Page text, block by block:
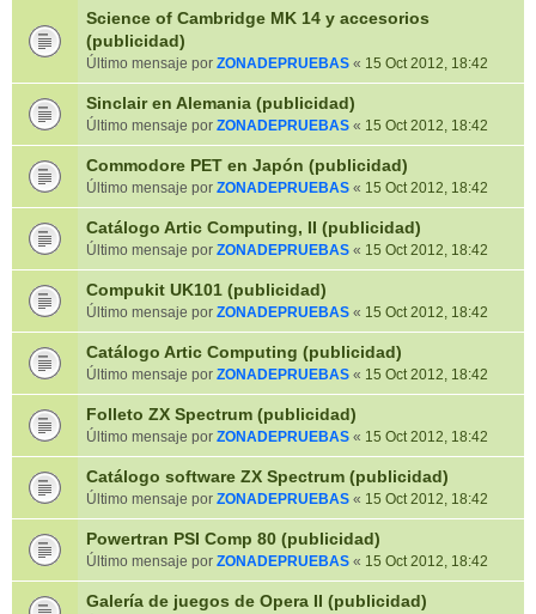
Science of Cambridge MK 14 y accesorios
(publicidad)
Último mensaje por ZONADEPRUEBAS « 15 Oct 2012, 18:42
Sinclair en Alemania (publicidad)
Último mensaje por ZONADEPRUEBAS « 15 Oct 2012, 18:42
Commodore PET en Japón (publicidad)
Último mensaje por ZONADEPRUEBAS « 15 Oct 2012, 18:42
Catálogo Artic Computing, II (publicidad)
Último mensaje por ZONADEPRUEBAS « 15 Oct 2012, 18:42
Compukit UK101 (publicidad)
Último mensaje por ZONADEPRUEBAS « 15 Oct 2012, 18:42
Catálogo Artic Computing (publicidad)
Último mensaje por ZONADEPRUEBAS « 15 Oct 2012, 18:42
Folleto ZX Spectrum (publicidad)
Último mensaje por ZONADEPRUEBAS « 15 Oct 2012, 18:42
Catálogo software ZX Spectrum (publicidad)
Último mensaje por ZONADEPRUEBAS « 15 Oct 2012, 18:42
Powertran PSI Comp 80 (publicidad)
Último mensaje por ZONADEPRUEBAS « 15 Oct 2012, 18:42
Galería de juegos de Opera II (publicidad)